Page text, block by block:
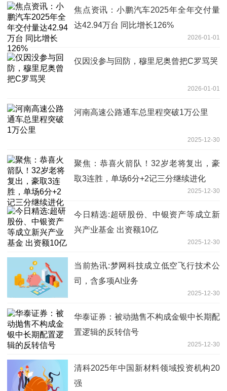
焦点资讯：小鹏汽车2025年全年交付量
达42.94万台 同比增长126%
2026-01-01
仅因没参与回防，穆里尼奥曾把C罗骂哭
2026-01-01
河南高速公路通车总里程突破1万公里
2025-12-30
聚焦：恭喜火箭队！32岁老将复出，豪
取3连胜，单场6分+2记三分继续进化
2025-12-30
今日精选:超研股份、中银资产等成立新
兴产业基金 出资额10亿
2025-12-30
当前热讯:梦网科技成立低空飞行技术公
司，含多项AI业务
2025-12-30
华泰证券：被动抛售不构成金银中长期配
置逻辑的反转信号
2025-12-30
清科2025年中国新材料领域投资机构20
强